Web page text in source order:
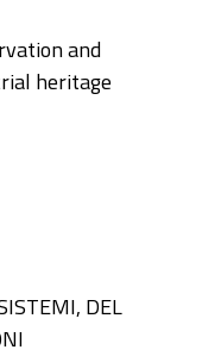
and
heritage
DEL